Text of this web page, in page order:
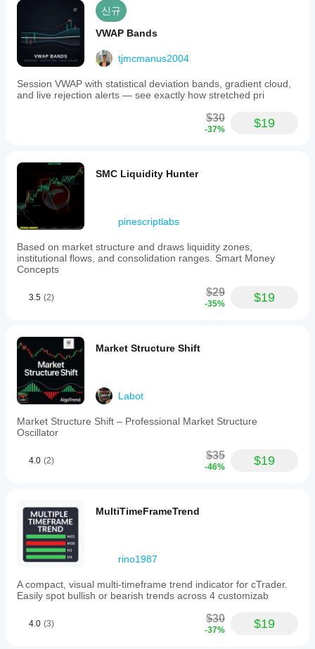
신규
VWAP Bands
tjmcmanus2004
Session VWAP with statistical deviation bands, gradient cloud,
and live rejection alerts — see exactly how stretched pri
$30
-37% $19
SMC Liquidity Hunter
pinescriptlabs
Based on market structure and draws liquidity zones,
institutional flows, and consolidation ranges. Smart Money
Concepts
3.5 (2) $29
-35% $19
Market Structure Shift
Labot
Market Structure Shift – Professional Market Structure
Oscillator
4.0 (2) $35
-46% $19
MultiTimeFrameTrend
rino1987
A compact, visual multi-timeframe trend indicator for cTrader.
Easily spot bullish or bearish trends across 4 customizab
4.0 (3) $30
-37% $19